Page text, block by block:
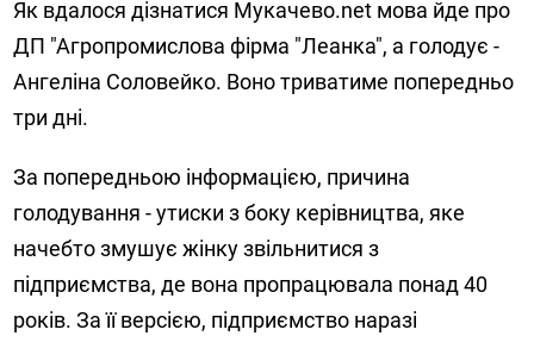
Як вдалося дізнатися Мукачево.net мова йде про
ДП "Агропромислова фірма "Леанка", а голодує -
Ангеліна Соловейко. Воно триватиме попередньо
три дні.
За попередньою інформацією, причина
голодування - утиски з боку керівництва, яке
начебто змушує жінку звільнитися з
підприємства, де вона пропрацювала понад 40
років. За її версією, підприємство наразі